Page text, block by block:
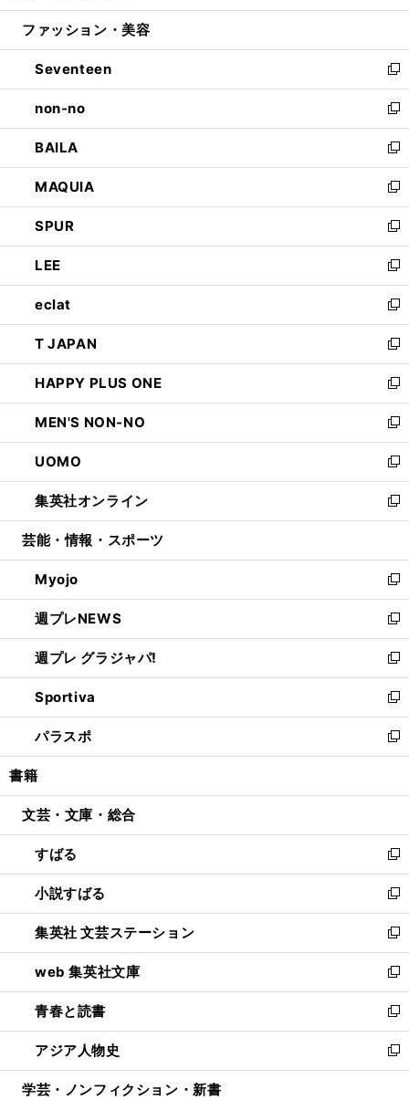
開
ウ
開
く
ン
ウ
で
開
く
ウ
ン
ド
ウ
で
開
く
ファッション・美容
Seventeen
新
し
い
ウ
ィ
ン
ド
ウ
で
開
く
non-no
新
し
い
ウ
ィ
ン
ド
ウ
で
開
く
BAILA
新
し
い
ウ
ィ
ン
ド
ウ
で
開
く
MAQUIA
新
し
い
ウ
ィ
ン
ド
ウ
で
開
く
SPUR
新
し
い
ウ
ィ
ン
ド
ウ
で
開
く
LEE
新
し
い
ウ
ィ
ン
ド
ウ
で
開
く
eclat
新
し
い
ウ
ィ
ン
ド
ウ
で
開
く
T JAPAN
新
し
い
ウ
ィ
ン
ド
ウ
で
開
HAPPY PLUS ONE
新
し
い
ウ
ィ
ン
ド
ウ
開
く
MEN'S NON-NO
新
し
い
ウ
ィ
ン
ウ
で
開
く
UOMO
新
し
い
ウ
ン
ド
ウ
で
開
く
集英社オンライン
新
し
ウ
ィ
ン
ド
ウ
で
開
く
芸能・情報・スポーツ
Myojo
新
し
い
ウ
ィ
ン
ド
ウ
で
開
週プレNEWS
新
し
い
ウ
ィ
ン
ド
ウ
開
週プレ グラジャパ!
新
し
い
ウ
ィ
ン
ウ
開
く
Sportiva
新
し
い
ウ
ン
ウ
で
開
く
パラスポ
新
し
ウ
ン
ド
ウ
で
開
く
書籍
文芸・文庫・総合
すばる
新
し
い
ウ
ィ
ン
ド
ウ
で
開
く
小説すばる
新
し
い
ウ
ィ
ン
ド
ウ
で
開
集英社 文芸ステーション
新
し
い
ウ
ィ
ン
ド
ウ
web 集英社文庫
新
し
い
ウ
ィ
ン
青春と読書
新
し
い
ウ
アジア人物史
新
し
学芸・ノンフィクション・新書